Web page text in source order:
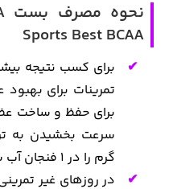
Sports Best BCAA
گرم را در ۱ فنجان آب سرد ترکیب کرده) مصرف کنید.